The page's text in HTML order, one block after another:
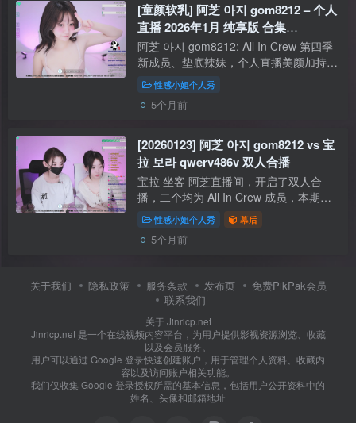
[童颜软乳] 阿芝 아지 gom8212 – 个人
直播 2026年1月 纯享版 合集
[9V/34.2G]
阿芝 아지 gom8212: All In Crew 第四季
新成员、垫底辣妹，个人直播美颜加持下
比团队中看起来年龄更小，原生奶，比较
小，手一抓没了，是个可爱的童颜软乳小
妹。视频中表现尺度较大，All in 成...
性感小姐个人秀
5个月前
[20260123] 阿芝 아지 gom8212 vs 宝
拉 보라 qwerv486v 双人合播
宝拉 坐客 阿芝直播间，开启了双人合
播，二个均为 All In Crew 成员，本期尺
度不大，二人会互相揉奶，跳舞环节也不
多，节目气氛比较轻松愉快，因网络质量
差，二人饭还没吃完就断网下播了。。
性感小姐个人秀 幕后
5个月前
关于我们 隐私政策 服务条款 发布页
免费PikPak会员
联系我们
关于 Jinricp.net
Jinricp.net 是一个在线视频内容平台，为用户提供影视资源浏览、收藏
以及会员服务。
用户可以通过 Google 登录快速创建账户，用于管理个人资料、收藏内
容以及访问账户相关功能。
我们仅收集 Google 登录授权所需的基本信息，包括用户公开资料中的
姓名、头像和邮箱地址